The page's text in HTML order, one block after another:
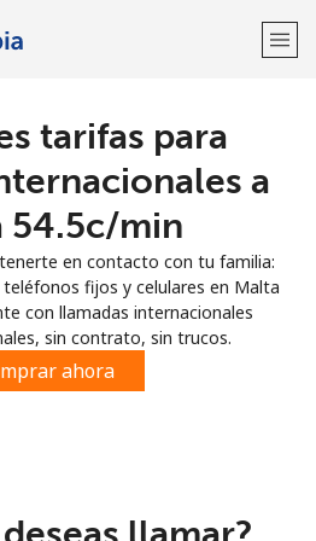
con
tarifas para
a
⁦54.5c⁩/min
en contacto con tu familia:
fijos y celulares en Malta
con llamadas internacionales
sin contrato, sin trucos.
ahora